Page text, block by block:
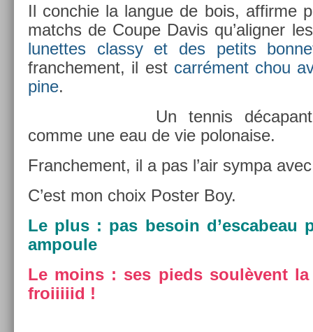
Il con­chie la lan­gue de bois, af­firme
matchs de Coupe Davis qu’align­er
lunet­tes clas­sy et des petits
franche­ment, il est carrément chou
pine.
Un ten­nis
comme une eau de vie polona­ise.
Franche­ment, il a pas l’air sympa
C’est mon choix Post­er Boy.
Le plus : pas be­soin d’es­cabeau
am­poule
Le moins : ses pieds soulèvent la
froiiiiid !